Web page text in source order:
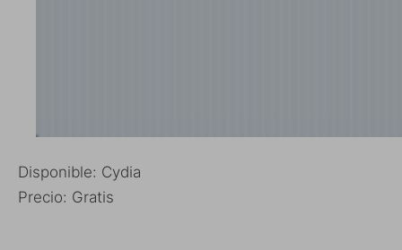
Disponible: Cydia
Precio: Gratis